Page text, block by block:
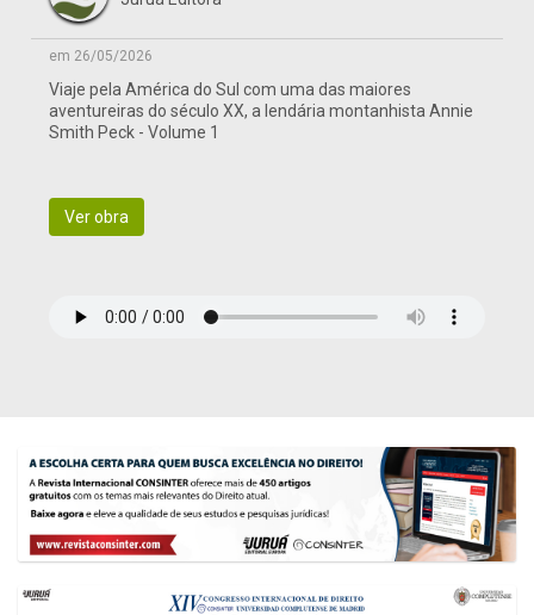
em 26/05/2026
Viaje pela América do Sul com uma das maiores
aventureiras do século XX, a lendária montanhista Annie
Smith Peck - Volume 1
Ver obra